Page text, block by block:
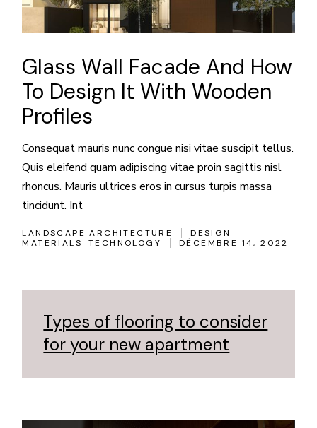
Glass Wall Facade And How
To Design It With Wooden
Profiles
Consequat mauris nunc congue nisi vitae suscipit tellus.
Quis eleifend quam adipiscing vitae proin sagittis nisl
rhoncus. Mauris ultrices eros in cursus turpis massa
tincidunt. Int
LANDSCAPE ARCHITECTURE
DESIGN
MATERIALS
TECHNOLOGY DÉCEMBRE 14, 2022
Types of flooring to consider
for your new apartment